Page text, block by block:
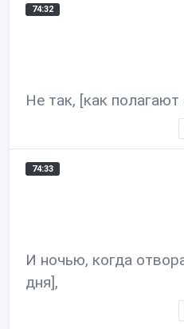
74:32
Не так, [как
74:33
И ночью, когда
дня],